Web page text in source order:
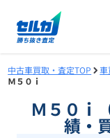
中古車買取・査定TOP
Ｍ５０ｉ
Ｍ５０ｉ
績・